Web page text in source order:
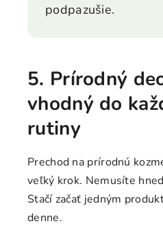
podpazušie.
5. Prírodný
vhodný do
rutiny
Prechod na prírodnú
veľký krok. Nemusíte
Stačí začať jedným
denne.